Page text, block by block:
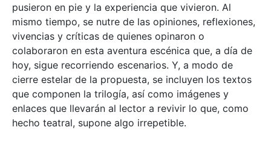
pusieron en pie y la experiencia que vivieron. Al
mismo tiempo, se nutre de las opiniones, reflexiones,
vivencias y críticas de quienes opinaron o
colaboraron en esta aventura escénica que, a día de
hoy, sigue recorriendo escenarios. Y, a modo de
cierre estelar de la propuesta, se incluyen los textos
que componen la trilogía, así como imágenes y
enlaces que llevarán al lector a revivir lo que, como
hecho teatral, supone algo irrepetible.